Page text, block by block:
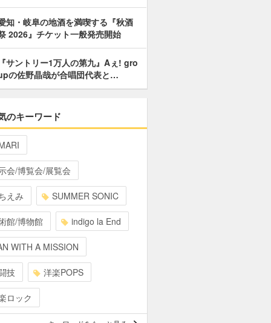
知・岐阜の地酒を満喫する『秋酒
2026』チケット一般発売開始
『サントリー1万人の第九』Aぇ! gro
の佐野晶哉が合唱団代表と…
のキーワード
会/博覧会/展覧会
えみ SUMMER SONIC
館/博物館 indigo la End
WITH A MISSION
技 洋楽POPS
ロック